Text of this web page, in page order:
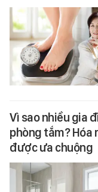
Vì sao nhiều gia
phòng tắm? Hóa
được ưa chuộng